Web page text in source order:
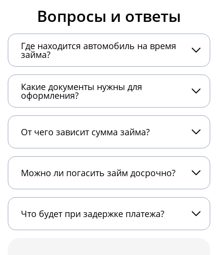
Вопросы и ответы
Где находится автомобиль на время
займа?
Какие документы нужны для
оформления?
От чего зависит сумма займа?
Можно ли погасить займ досрочно?
Что будет при задержке платежа?